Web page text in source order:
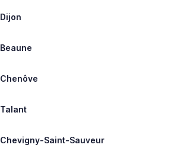
Dijon
Beaune
Chenôve
Talant
Chevigny-Saint-Sauveur